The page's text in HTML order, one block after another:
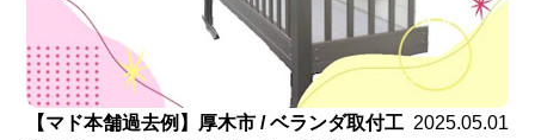
【マド本舗過去例】厚木市 / ベランダ取付工 2025.05.01